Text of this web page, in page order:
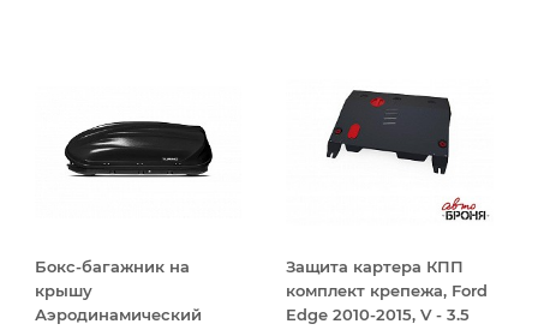
Бокс-багажник на
крышу
Аэродинамический
Защита картера КПП
комплект крепежа, Ford
Edge 2010-2015, V - 3.5